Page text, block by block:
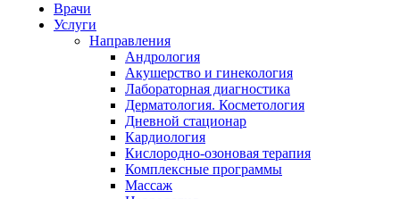
Врачи
Услуги
Направления
Андрология
Акушерство и гинекология
Лабораторная диагностика
Дерматология. Косметология
Дневной стационар
Кардиология
Кислородно-озоновая терапия
Комплексные программы
Массаж